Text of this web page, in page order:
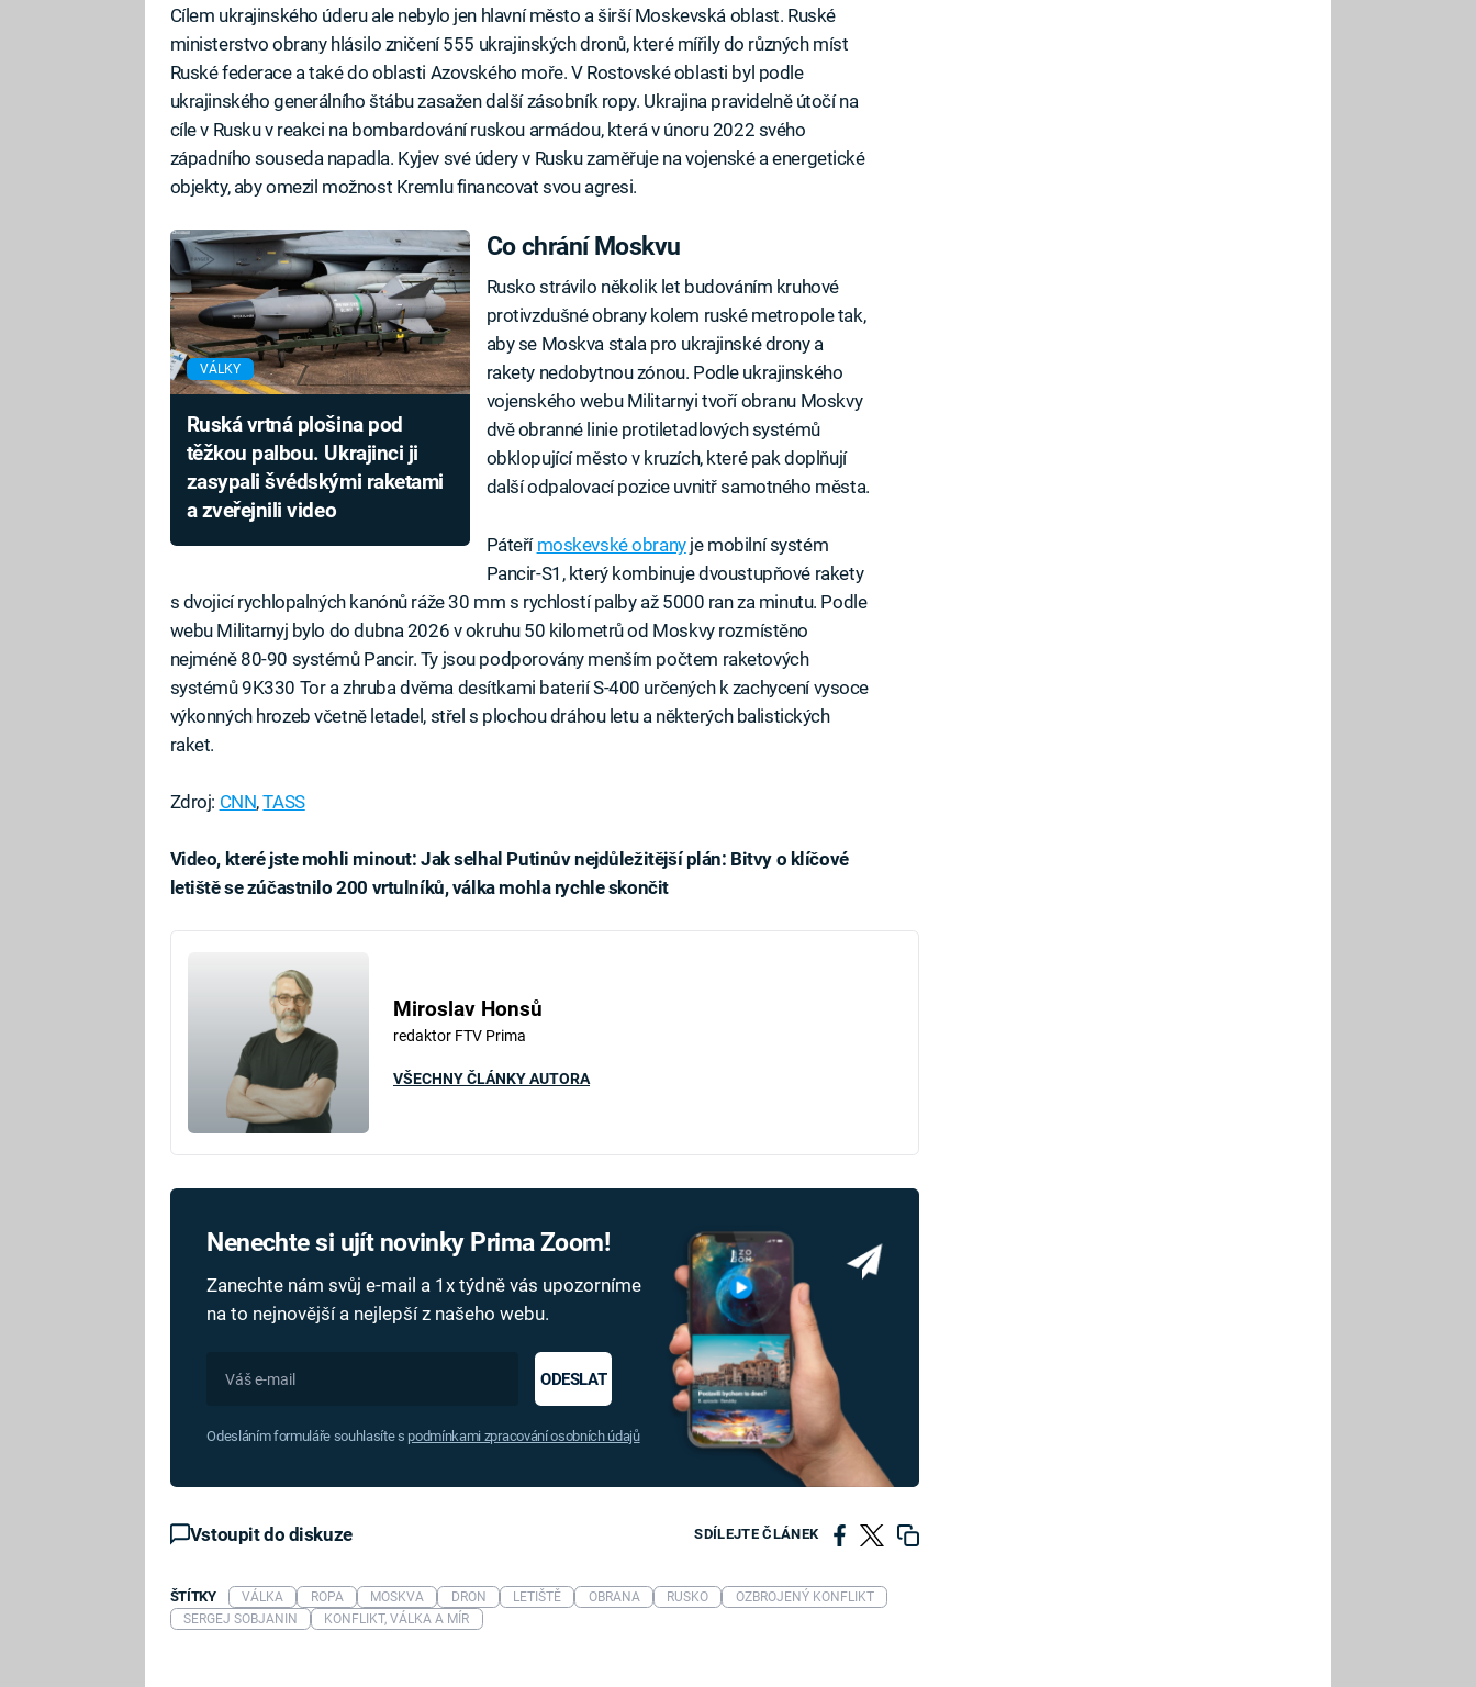
Cílem ukrajinského úderu ale nebylo jen hlavní město a širší Moskevská oblast. Ruské
ministerstvo obrany hlásilo zničení 555 ukrajinských dronů, které mířily do různých míst
Ruské federace a také do oblasti Azovského moře. V Rostovské oblasti byl podle
ukrajinského generálního štábu zasažen další zásobník ropy. Ukrajina pravidelně útočí na
cíle v Rusku v reakci na bombardování ruskou armádou, která v únoru 2022 svého
západního souseda napadla. Kyjev své údery v Rusku zaměřuje na vojenské a energetické
objekty, aby omezil možnost Kremlu financovat svou agresi.
VÁLKY
Ruská vrtná plošina pod
těžkou palbou. Ukrajinci ji
zasypali švédskými raketami
a zveřejnili video
Co chrání Moskvu
Rusko strávilo několik let budováním kruhové
protivzdušné obrany kolem ruské metropole tak,
aby se Moskva stala pro ukrajinské drony a
rakety nedobytnou zónou. Podle ukrajinského
vojenského webu Militarnyi tvoří obranu Moskvy
dvě obranné linie protiletadlových systémů
obklopující město v kruzích, které pak doplňují
další odpalovací pozice uvnitř samotného města.
Páteří moskevské obranyje mobilní systém
Pancir-S1, který kombinuje dvoustupňové rakety
s dvojicí rychlopalných kanónů ráže 30 mm s rychlostí palby až 5000 ran za minutu. Podle
webu Militarnyj bylo do dubna 2026 v okruhu 50 kilometrů od Moskvy rozmístěno
nejméně 80-90 systémů Pancir. Ty jsou podporovány menším počtem raketových
systémů 9K330 Tor a zhruba dvěma desítkami baterií S-400 určených k zachycení vysoce
výkonných hrozeb včetně letadel, střel s plochou dráhou letu a některých balistických
raket.
Zdroj: CNN,TASS
Video, které jste mohli minout: Jak selhal Putinův nejdůležitější plán: Bitvy o klíčové
letiště se zúčastnilo 200 vrtulníků, válka mohla rychle skončit
Miroslav Honsů
redaktor FTV Prima
VŠECHNY ČLÁNKY AUTORA
Nenechte si ujít novinky Prima Zoom!
Zanechte nám svůj e-mail a 1x týdně vás upozorníme
na to nejnovější a nejlepší z našeho webu.
ODESLAT
Odesláním formuláře souhlasíte s podmínkami zpracování osobních údajů
Vstoupit do diskuze SDÍLEJTE ČLÁNEK
ŠTÍTKY VÁLKA ROPA MOSKVA DRON LETIŠTĚ OBRANA RUSKO
OZBROJENÝ KONFLIKT
SERGEJ SOBJANIN
KONFLIKT, VÁLKA A MÍR